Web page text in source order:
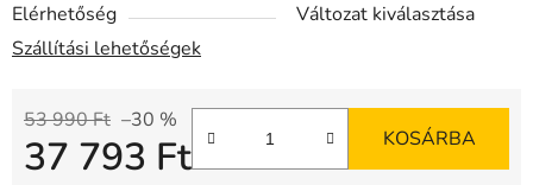
Elérhetőség
Változat kiválasztása
Szállítási lehetőségek
53 990 Ft –30 %
37 793 Ft KOSÁRBA